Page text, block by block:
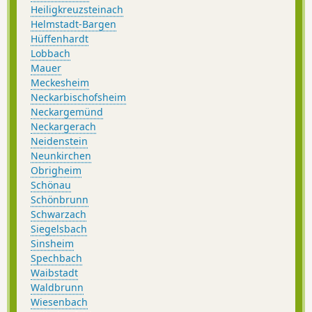
Heiligkreuzsteinach
Helmstadt-Bargen
Hüffenhardt
Lobbach
Mauer
Meckesheim
Neckarbischofsheim
Neckargemünd
Neckargerach
Neidenstein
Neunkirchen
Obrigheim
Schönau
Schönbrunn
Schwarzach
Siegelsbach
Sinsheim
Spechbach
Waibstadt
Waldbrunn
Wiesenbach